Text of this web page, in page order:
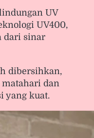
UV
UV400,
dari sinar
dibersihkan,
dan
yang kuat.